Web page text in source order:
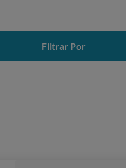
Filtrar Por